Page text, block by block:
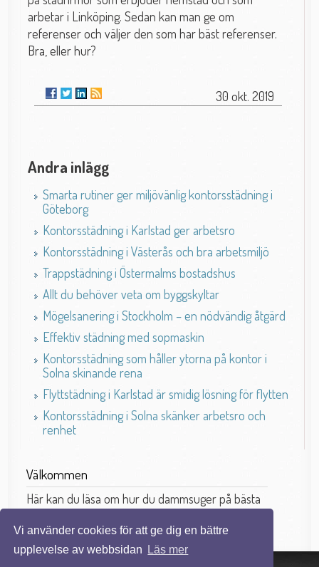
Vi använder cookies för att ge dig en bättre
upplevelse av webbsidan
Läs mer
arbetar i Linköping. Sedan kan man ge om
referenser och väljer den som har bäst referenser.
Bra, eller hur?
30 okt. 2019
Andra inlägg
Smarta rutiner ger miljövänlig kontorsstädning i
Göteborg
Kontorsstädning i Karlstad ger arbetsro
Kontorsstädning i Västerås och bra arbetsmiljö
Trappstädning i Östermalms bostadshus
Allt du behöver veta om byggskyltar
Mögelsanering i Stockholm – en nödvändig åtgärd
Effektiv städning med sopmaskin
Kontorsstädning som håller ytorna på kontor i
Solna skinande rena
Flyttstädning i Karlstad är smidig lösning för flytten
Kontorsstädning i Solna skänker arbetsro och
renhet
Välkommen
Här kan du läsa om hur du dammsuger på bästa